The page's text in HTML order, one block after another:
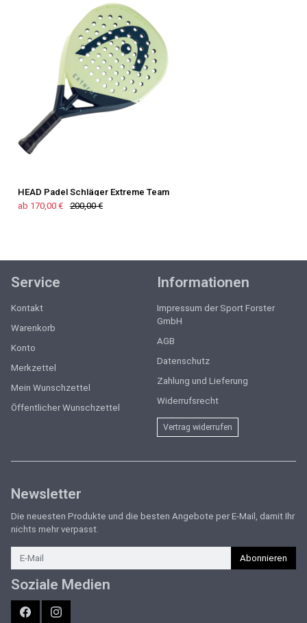
HEAD Padel Schläger Extreme Team
ab 170,00 €
200,00 €
Service
Kontakt
Warenkorb
Konto
Merkzettel
Mein Wunschzettel
Öffentlicher Wunschzettel
Informationen
Impressum der Sport Forster
GmbH
AGB
Datenschutz
Zahlung und Lieferung
Widerrufsrecht
Vertrag widerrufen
Newsletter
Die neuesten Produkte und die besten Angebote per E-Mail, damit Ihr
nichts mehr verpasst.
Newsletter
Abonnieren
Soziale Medien
FacebookInstagram